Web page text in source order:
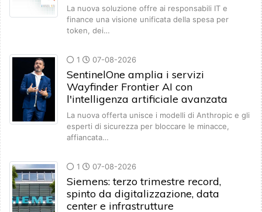
La nuova soluzione offre ai responsabili IT e
finance una visione unificata della spesa per
token, dei…
1 07-08-2026
SentinelOne amplia i servizi
Wayfinder Frontier AI con
l'intelligenza artificiale avanzata
La nuova offerta unisce i modelli di Anthropic e gli
esperti di sicurezza per bloccare le minacce,
affiancata…
1 07-08-2026
Siemens: terzo trimestre record,
spinto da digitalizzazione, data
center e infrastrutture